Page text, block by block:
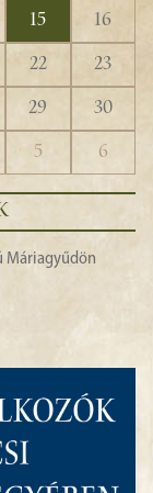
15
16
22
23
29
30
5 6
Máriagyűdön